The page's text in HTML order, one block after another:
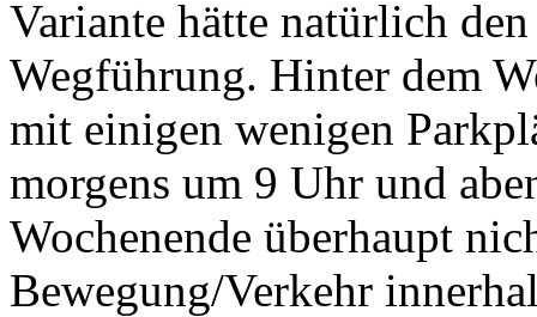
Variante hätte natürlich
Wegführung. Hinter dem
mit einigen wenigen
morgens um 9 Uhr und
Wochenende überhaupt
Bewegung/Verkehr